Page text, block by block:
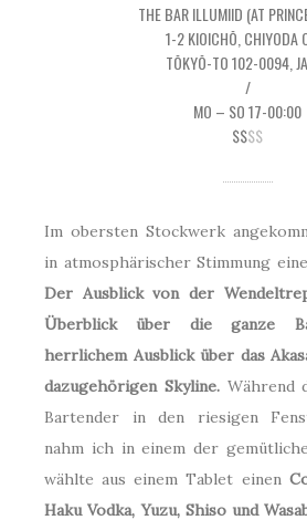
THE BAR ILLUMIID (AT
1-2 KIOICHŌ, CHIYODA
TŌKYŌ-TO 102-0094,
/
MO – SO 17-00:00
$$$$
Im obersten Stockwerk
in atmosphärischer Stimmung
Der Ausblick von der
Überblick über die ganze
herrlichem Ausblick über das
dazugehörigen Skyline.Während
Bartender in den riesigen
nahm ich in einem der
wählte aus einem Tablet einen
Haku Vodka, Yuzu, Shiso und